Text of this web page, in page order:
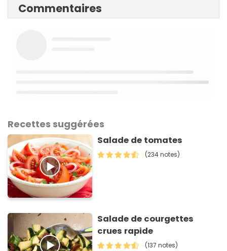
Commentaires
Recettes suggérées
Salade de tomates
(234 notes)
Salade de courgettes
crues rapide
(137 notes)